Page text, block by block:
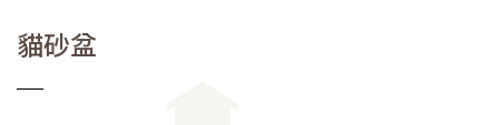
貓砂盆